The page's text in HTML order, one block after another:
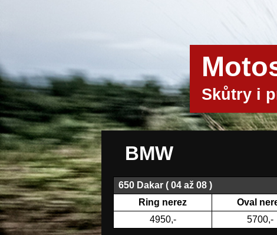
Skůtry i
BMW
650 Dakar ( 04 až 08 )
Ring nerez
Oval
4950,-
5700,-